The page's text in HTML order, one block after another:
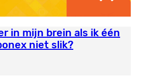
in mijn brein als ik één
niet slik?